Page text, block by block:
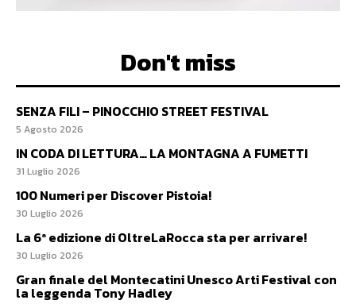
Don't miss
SENZA FILI – PINOCCHIO STREET FESTIVAL
5 Agosto 2026
IN CODA DI LETTURA… LA MONTAGNA A FUMETTI
31 Luglio 2026
100 Numeri per Discover Pistoia!
30 Luglio 2026
La 6ª edizione di OltreLaRocca sta per arrivare!
30 Luglio 2026
Gran finale del Montecatini Unesco Arti Festival con
la leggenda Tony Hadley